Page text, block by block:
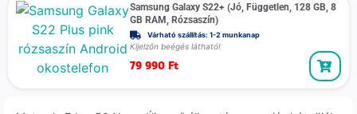
Samsung Galaxy S22+ (Jó, Független, 128 GB, 8
GB RAM, Rózsaszín)
Várható szállítás: 1-2 munkanap
Kijelzőn beégés látható!
79 990 Ft